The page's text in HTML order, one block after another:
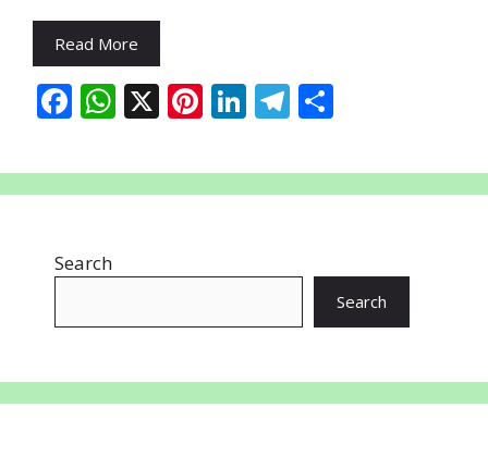
Read More
F
e
b
o
W
at
s
p
X Pi
er
e
Li
k
e
n
T
e
gr
m
ar
e
Search
Search